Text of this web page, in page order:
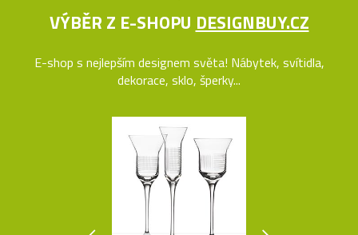
VÝBĚR Z E-SHOPU DESIGNBUY.CZ
E-shop s nejlepším designem světa! Nábytek, svítidla,
dekorace, sklo, šperky...